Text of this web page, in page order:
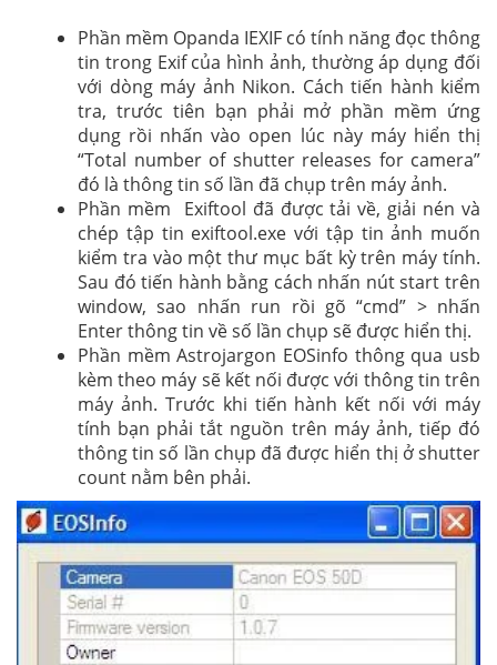
Phần mềm Opanda IEXIF có tính năng đọc thông
tin trong Exif của hình ảnh, thường áp dụng đối
với dòng máy ảnh Nikon. Cách tiến hành kiểm
tra, trước tiên bạn phải mở phần mềm ứng
dụng rồi nhấn vào open lúc này máy hiển thị
“Total number of shutter releases for camera”
đó là thông tin số lần đã chụp trên máy ảnh.
Phần mềm Exiftool đã được tải về, giải nén và
chép tập tin exiftool.exe với tập tin ảnh muốn
kiểm tra vào một thư mục bất kỳ trên máy tính.
Sau đó tiến hành bằng cách nhấn nút start trên
window, sao nhấn run rồi gõ “cmd” > nhấn
Enter thông tin về số lần chụp sẽ được hiển thị.
Phần mềm Astrojargon EOSinfo thông qua usb
kèm theo máy sẽ kết nối được với thông tin trên
máy ảnh. Trước khi tiến hành kết nối với máy
tính bạn phải tắt nguồn trên máy ảnh, tiếp đó
thông tin số lần chụp đã được hiển thị ở shutter
count nằm bên phải.